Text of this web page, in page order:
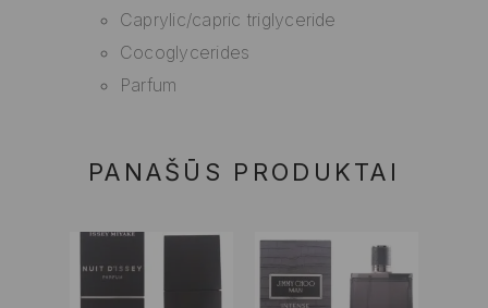
Caprylic/capric triglyceride
Cocoglycerides
Parfum
PANAŠŪS PRODUKTAI